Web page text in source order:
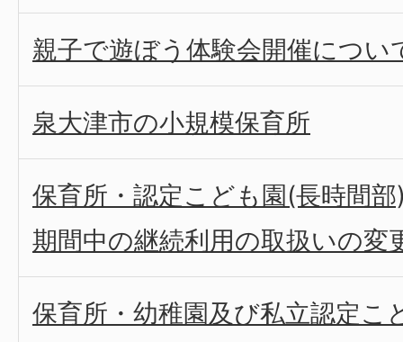
親子で遊ぼう体験会開催につい
泉大津市の小規模保育所
保育所・認定こども園(長時間
期間中の継続利用の取扱いの変
保育所・幼稚園及び私立認定こ